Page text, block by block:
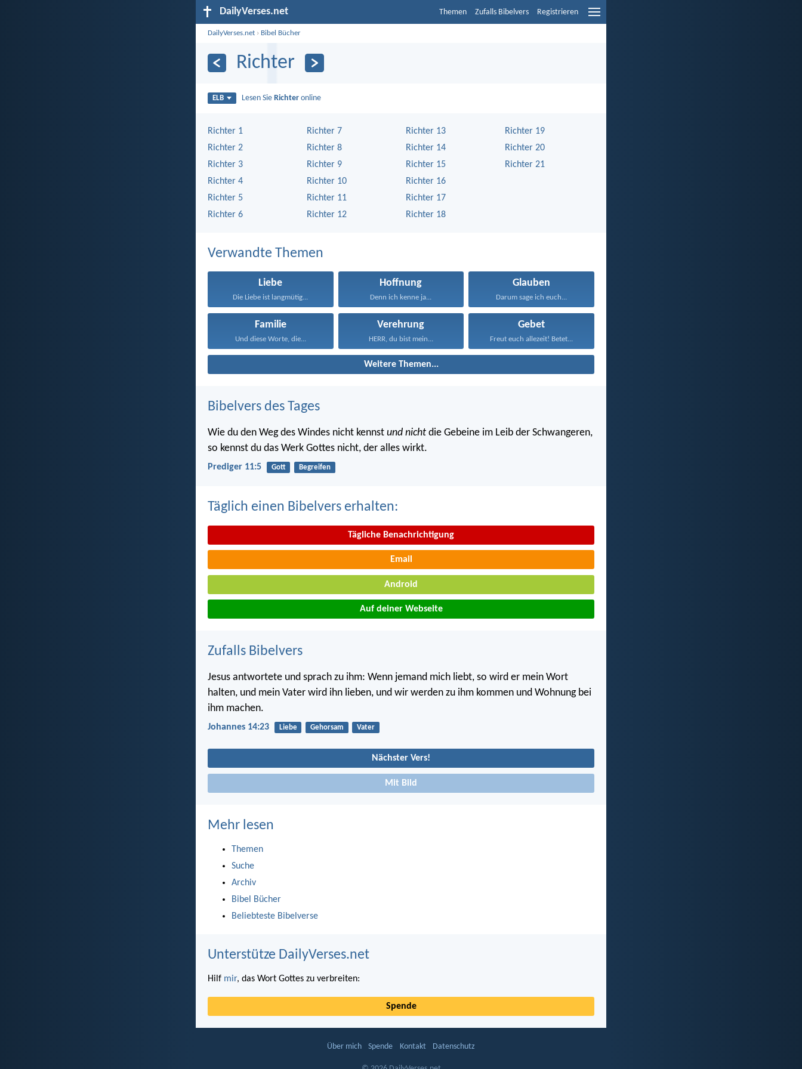
DailyVerses.net Themen Zufalls Bibelvers Registrieren
DailyVerses.net › Bibel Bücher
Richter
ELB Lesen Sie Richter online
Richter 1
Richter 2
Richter 3
Richter 4
Richter 5
Richter 6
Richter 7
Richter 8
Richter 9
Richter 10
Richter 11
Richter 12
Richter 13
Richter 14
Richter 15
Richter 16
Richter 17
Richter 18
Richter 19
Richter 20
Richter 21
Verwandte Themen
Liebe
Die Liebe ist langmütig...
Hoffnung
Denn ich kenne ja...
Glauben
Darum sage ich euch...
Familie
Und diese Worte, die...
Verehrung
HERR, du bist mein...
Gebet
Freut euch allezeit! Betet...
Weitere Themen...
Bibelvers des Tages
Wie du den Weg des Windes nicht kennst und nicht die Gebeine im Leib der Schwangeren,
so kennst du das Werk Gottes nicht, der alles wirkt.
Prediger 11:5 Gott Begreifen
Täglich einen Bibelvers erhalten:
Tägliche Benachrichtigung
Email
Android
Auf deiner Webseite
Zufalls Bibelvers
Jesus antwortete und sprach zu ihm: Wenn jemand mich liebt, so wird er mein Wort
halten, und mein Vater wird ihn lieben, und wir werden zu ihm kommen und Wohnung bei
ihm machen.
Johannes 14:23 Liebe Gehorsam Vater
Nächster Vers!
Mit Bild
Mehr lesen
Themen
Suche
Archiv
Bibel Bücher
Beliebteste Bibelverse
Unterstütze DailyVerses.net
Hilf mir, das Wort Gottes zu verbreiten:
Spende
Über mich Spende Kontakt Datenschutz